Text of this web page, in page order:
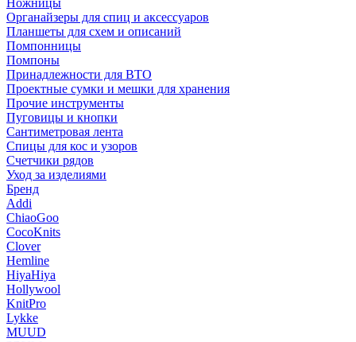
Ножницы
Органайзеры для спиц и аксессуаров
Планшеты для схем и описаний
Помпонницы
Помпоны
Принадлежности для ВТО
Проектные сумки и мешки для хранения
Прочие инструменты
Пуговицы и кнопки
Сантиметровая лента
Спицы для кос и узоров
Счетчики рядов
Уход за изделиями
Бренд
Addi
ChiaoGoo
CocoKnits
Clover
Hemline
HiyaHiya
Hollywool
KnitPro
Lykke
MUUD